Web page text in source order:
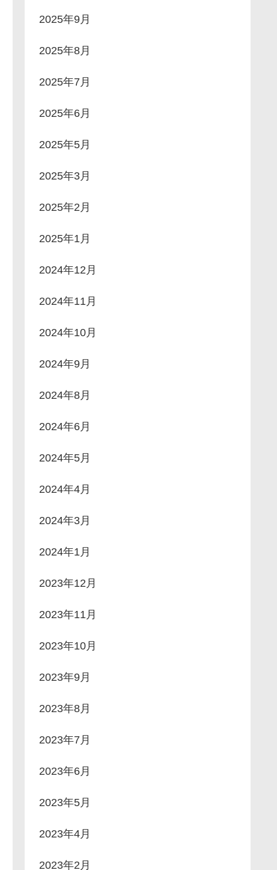
2025年9月
2025年8月
2025年7月
2025年6月
2025年5月
2025年3月
2025年2月
2025年1月
2024年12月
2024年11月
2024年10月
2024年9月
2024年8月
2024年6月
2024年5月
2024年4月
2024年3月
2024年1月
2023年12月
2023年11月
2023年10月
2023年9月
2023年8月
2023年7月
2023年6月
2023年5月
2023年4月
2023年2月